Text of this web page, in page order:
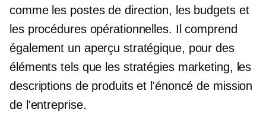
comme les postes de direction, les budgets et
les procédures opérationnelles. Il comprend
également un aperçu stratégique, pour des
éléments tels que les stratégies marketing, les
descriptions de produits et l'énoncé de mission
de l'entreprise.